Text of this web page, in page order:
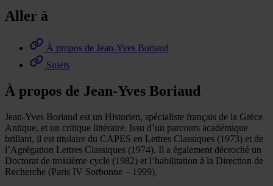
Aller à
À propos de Jean-Yves Boriaud
Sujets
À propos de Jean-Yves Boriaud
Jean-Yves Boriaud est un Historien, spécialiste français de la Grèce
Antique, et un critique littéraire. Issu d’un parcours académique
brillant, il est titulaire du CAPES en Lettres Classiques (1973) et de
l’Agrégation Lettres Classiques (1974). Il a également décroché un
Doctorat de troisième cycle (1982) et l’habilitation à la Direction de
Recherche (Paris IV Sorbonne – 1999).